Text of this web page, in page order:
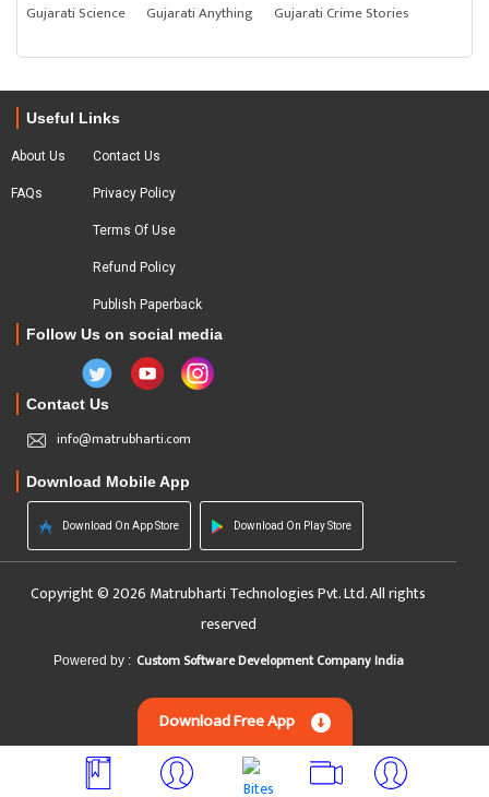
Gujarati Science
Gujarati Anything Gujarati Crime Stories
Useful Links
About Us
FAQs
Contact Us
Privacy Policy
Terms Of Use
Refund Policy
Publish Paperback
Follow Us on social media
Contact Us
info@matrubharti.com
Download Mobile App
Download On App Store Download On Play Store
Copyright © 2026 Matrubharti Technologies Pvt. Ltd. All rights
reserved
Powered by : Custom Software Development Company India
Download Free App